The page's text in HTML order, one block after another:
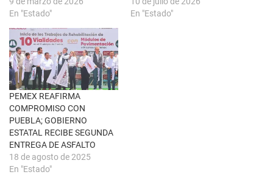
v
a
)
e
n
a
v
e
n
t
a
n
a
n
u
e
v
a
)
En "Estado"
En "Estado"
PEMEX REAFIRMA
COMPROMISO CON
PUEBLA; GOBIERNO
ESTATAL RECIBE SEGUNDA
ENTREGA DE ASFALTO
18 de agosto de 2025
En "Estado"